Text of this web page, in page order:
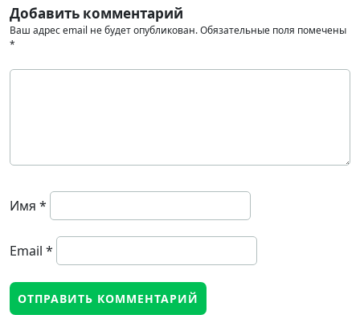
Добавить комментарий
Ваш адрес email не будет опубликован.Обязательные поля помечены
*
Имя *
Email *